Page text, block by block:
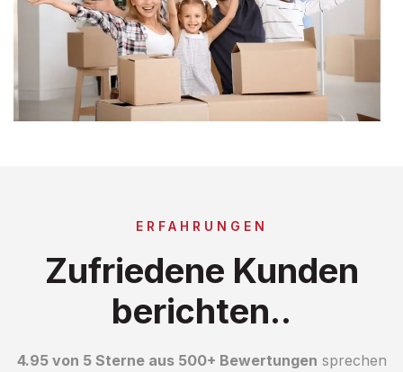
ERFAHRUNGEN
Zufriedene Kunden
berichten..
4.95 von 5 Sterne aus 500+ Bewertungen sprechen